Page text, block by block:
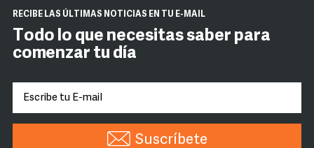
RECIBE LAS ÚLTIMAS NOTICIAS EN TU E-MAIL
Todo lo que necesitas saber para
comenzar tu día
Suscríbete